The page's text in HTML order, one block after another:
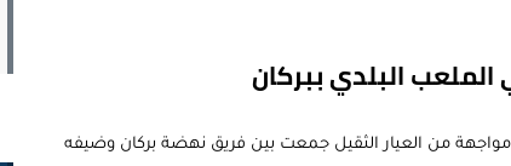
الملعب البلدي ببركان
مواجهة من العيار الثقيل جمعت بين فريق نهضة بركان وضيفه